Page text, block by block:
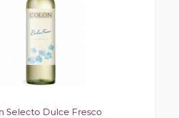
Selecto Dulce Fresco